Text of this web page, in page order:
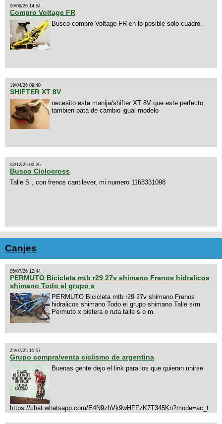
09/06/26 14:54
Compro Voltage FR
Busco compro Voltage FR en lo posible solo cuadro.
19/04/26 09:40
SHIFTER XT 8V
necesito esta manija/shifter XT 8V que este perfecto,
tambien pata de cambio igual modelo
03/12/25 00:26
Busco Ciclocross
Talle S , con frenos cantilever, mi numero 1168331098
Canjes
05/07/26 12:44
PERMUTO Bicicleta mtb r29 27v shimano Frenos hidralicos
shimano Todo el grupo s
PERMUTO Bicicleta mtb r29 27v shimano Frenos
hidralicos shimano Todo el grupo shimano Talle s/m
Permuto x pistera o ruta talle s o m.
25/07/25 15:57
Grupo compra/venta ciclismo de argentina
Buenas gente dejo el link para los que quieran unirse
https://chat.whatsapp.com/E4N9zhVk9wHFFzK7T345Kn?mode=ac_t